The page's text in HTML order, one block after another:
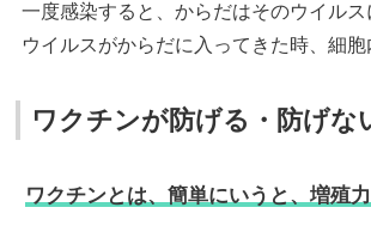
一度感染すると、からだはそのウイル
ウイルスがからだに入ってきた時、細
ワクチンが防げる・防げな
ワクチンとは、簡単にいうと、増殖